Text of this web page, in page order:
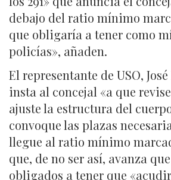
debajo del ratio mínimo
que obligaría a tener como
policías», añaden.
El representante de USO,
insta al concejal «a que
ajuste la estructura del
convoque las plazas
llegue al ratio mínimo
que, de no ser así, avanza
obligados a tener que